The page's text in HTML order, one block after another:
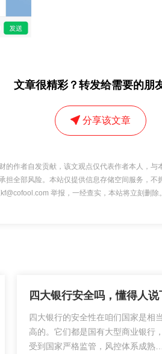
文章很精彩？转发给需要的朋
分享该文章
的作者自发贡献，该文观点仅代表作者本人，
担全部风险。本站仅提供信息存储空间服务，
举报，一经查实，本站将立刻删除。
四大银行安全吗，懂得人说
四大银行的安全性在咱们国家是相当
高的。它们都是国有大型商业银行，
受到国家严格监管，风控体系成熟，